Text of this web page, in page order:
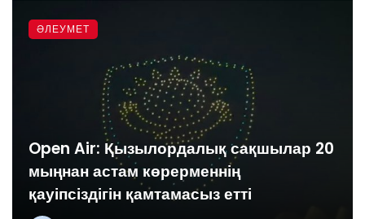
Open Air: Қызылордалық сақшылар 20
мыңнан астам көрерменнің
қауіпсіздігін қамтамасыз етті
ӘЛЕУМЕТ